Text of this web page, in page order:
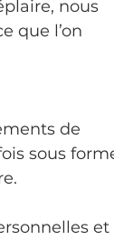
nous
que l’on
de
sous
et